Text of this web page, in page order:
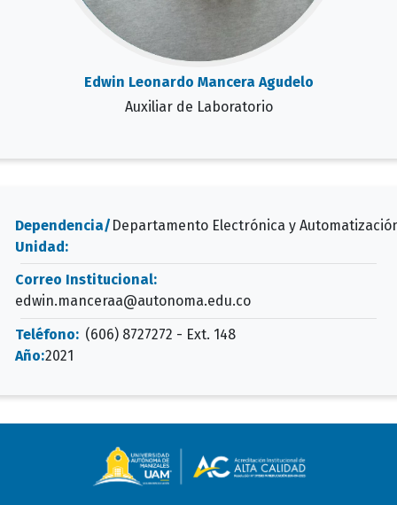
Edwin Leonardo Mancera Agudelo
Auxiliar de Laboratorio
Dependencia/
Unidad:
Departamento Electrónica y
Correo Institucional:
edwin.manceraa@autonoma.edu.co
Teléfono: (606) 8727272 - Ext. 148
Año:2021